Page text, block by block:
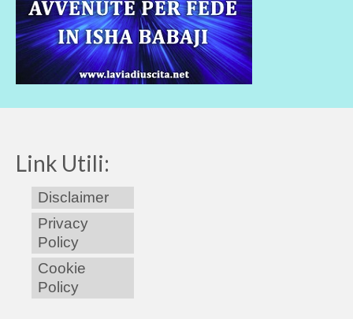
Link Utili:
Disclaimer
Privacy
Policy
Cookie
Policy